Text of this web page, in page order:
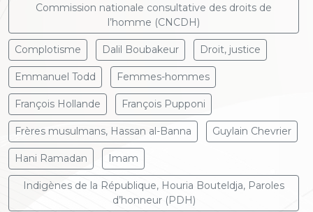
Commission nationale consultative des droits de
l’homme (CNCDH)
Complotisme Dalil Boubakeur Droit, justice
Emmanuel Todd Femmes-hommes
François Hollande François Pupponi
Frères musulmans, Hassan al-Banna Guylain Chevrier
Hani Ramadan Imam
Indigènes de la République, Houria Bouteldja, Paroles
d’honneur (PDH)